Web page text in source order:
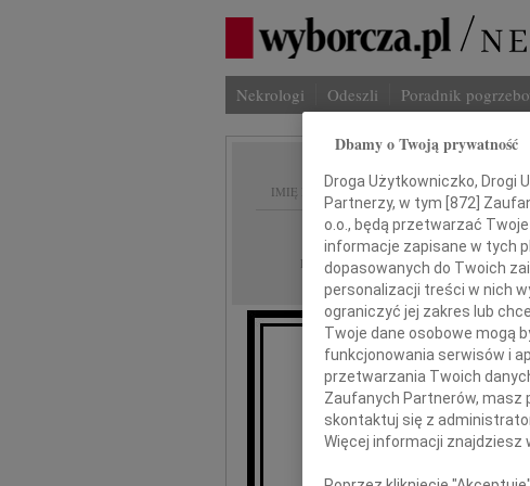
Nekrologi Odeszli Poradnik
IMIĘ I NAZWISKO:
REGION: Wrocław
DATA EMISJI: 22.05.2026
Dbamy o Twoją prywatność
Droga Użytkowniczko, Drogi
Partnerzy, w tym [872]
o.o., będą przetwarzać
informacje zapisane w tych
dopasowanych do Twoich
personalizacji treści w nich
ograniczyć jej zakres lub
Twoje dane osobowe mogą
funkcjonowania serwisów i
przetwarzania Twoich
Zaufanych Partnerów, masz
skontaktuj się z
Więcej informacji znajdziesz